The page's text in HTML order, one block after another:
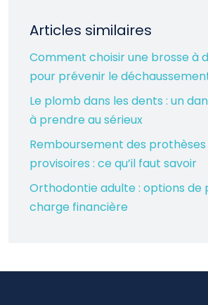
Articles similaires
Comment choisir une brosse à
pour prévenir le
Le plomb dans les dents : un
à prendre au sérieux
Remboursement des
provisoires : ce qu’il faut savoir
Orthodontie adulte : options de
charge financière